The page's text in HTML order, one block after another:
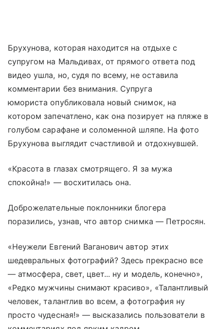
Брухунова, которая находится на отдыхе с
супругом на Мальдивах, от прямого ответа под
видео ушла, но, судя по всему, не оставила
комментарии без внимания. Супруга
юмориста опубликовала новый снимок, на
котором запечатлено, как она позирует на пляже в
голубом сарафане и соломенной шляпе. На фото
Брухунова выглядит счастливой и отдохнувшей.
«Красота в глазах смотрящего. Я за мужа
спокойна!» — восхитилась она.
Доброжелательные поклонники блогера
поразились, узнав, что автор снимка — Петросян.
«Неужели Евгений Ваганович автор этих
шедевральных фотографий? Здесь прекрасно все
— атмосфера, свет, цвет... ну и модель, конечно»,
«Редко мужчины снимают красиво», «Талантливый
человек, талантлив во всем, а фотография ну
просто чудесная!» — высказались пользователи в